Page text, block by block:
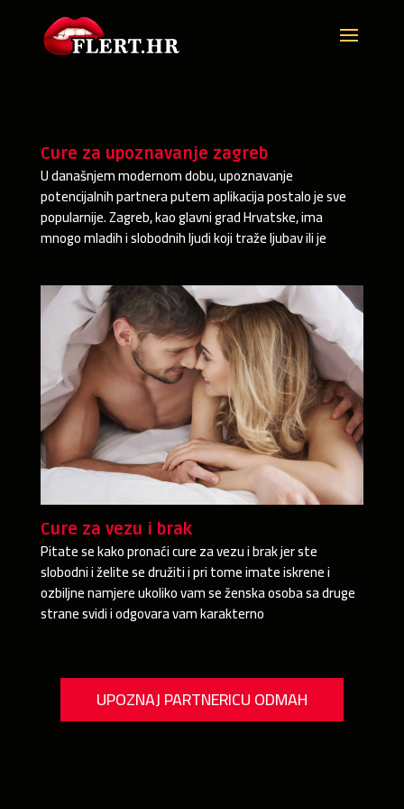
Cure za upoznavanje zagreb
U današnjem modernom dobu, upoznavanje
potencijalnih partnera putem aplikacija postalo je sve
popularnije. Zagreb, kao glavni grad Hrvatske, ima
mnogo mladih i slobodnih ljudi koji traže ljubav ili je
Cure za vezu i brak
Pitate se kako pronaći cure za vezu i brak jer ste
slobodni i želite se družiti i pri tome imate iskrene i
ozbiljne namjere ukoliko vam se ženska osoba sa druge
strane svidi i odgovara vam karakterno
UPOZNAJ PARTNERICU ODMAH